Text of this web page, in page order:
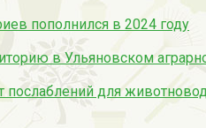
пополнился в 2024 году
в Ульяновском
послаблений для